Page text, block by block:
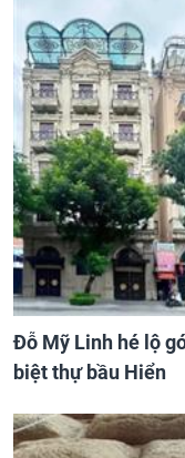
Đỗ Mỹ Linh hé lộ
biệt thự bầu Hiển